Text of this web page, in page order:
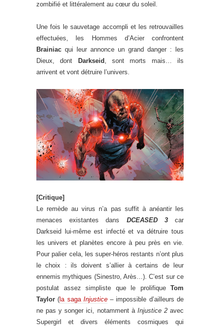
zombifié et littéralement au cœur du soleil.
Une fois le sauvetage accompli et les retrouvailles
effectuées, les Hommes d’Acier confrontent
Brainiac qui leur annonce un grand danger : les
Dieux, dont
Darkseid , sont morts mais… ils
arrivent et vont détruire l’univers.
[Critique]
Le remède au virus n’a pas suffit à anéantir les
menaces existantes dans DCEASED 3car
Darkseid lui-même est infecté et va détruire tous
les univers et planètes encore à peu près en vie.
Pour palier cela, les super-héros restants n’ont plus
le choix : ils doivent s’allier à certains de leur
ennemis mythiques (Sinestro, Arès…). C’est sur ce
postulat assez simpliste que le prolifique Tom
Taylor ( la saga Injustice– impossible d’ailleurs de
ne pas y songer ici, notamment à Injustice 2avec
Supergirl et divers éléments cosmiques qui